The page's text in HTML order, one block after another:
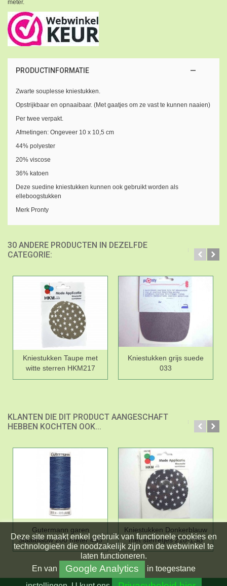
meter.
PRODUCTINFORMATIE
Zwarte souplesse kniestukken.
Opstrijkbaar en opnaaibaar. (Met gaatjes om ze vast te kunnen naaien)
Per twee verpakt.
Afmetingen: Ongeveer 10 x 10,5 cm
44% polyester
20% viscose
36% katoen
Deze suedine kniestukken kunnen ook gebruikt worden als
elleboogstukken
Merk Pronty
30 ANDERE PRODUCTEN IN DEZELFDE
CATEGORIE:
Kniestukken Taupe met
witte sterren HKM217
Kniestukken grijs suede
033
KLANTEN DIE DIT PRODUCT AANGESCHAFT
HEBBEN KOCHTEN OOK...
Gutermann garen
Staalblauw 200 meter 435
Kniestukken Donkerblauw
met sterretjes 218-1SB
Deze site maakt enkel gebruik van functionele cookies en
technologieën die noodzakelijk zijn om de webwinkel te
laten functioneren.
En van Google Analytics
in toegestane